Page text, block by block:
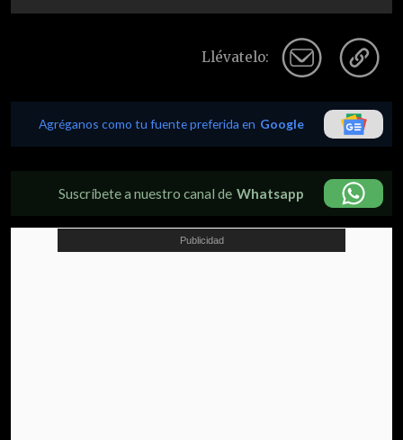
Llévatelo:
Agréganos como tu fuente preferida en Google
Suscríbete a nuestro canal de Whatsapp